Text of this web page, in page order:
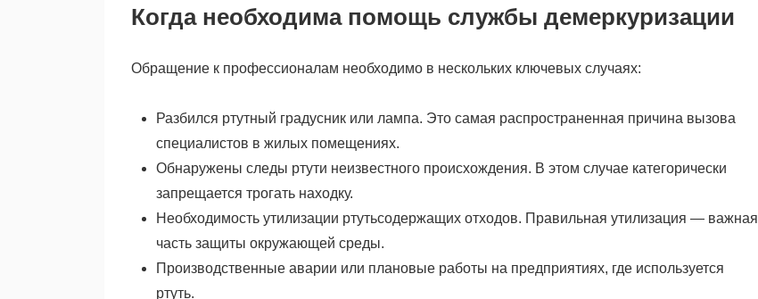
Когда необходима помощь службы демеркуризации
Обращение к профессионалам необходимо в нескольких ключевых случаях:
Разбился ртутный градусник или лампа. Это самая распространенная причина вызова
специалистов в жилых помещениях.
Обнаружены следы ртути неизвестного происхождения. В этом случае категорически
запрещается трогать находку.
Необходимость утилизации ртутьсодержащих отходов. Правильная утилизация — важная
часть защиты окружающей среды.
Производственные аварии или плановые работы на предприятиях, где используется
ртуть.